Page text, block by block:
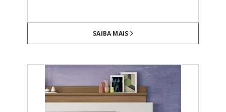
SAIBA MAIS